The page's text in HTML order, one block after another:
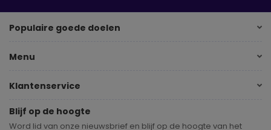
Populaire goede doelen
Menu
Klantenservice
Blijf op de hoogte
Word lid van onze nieuwsbrief en blijf op de hoogte van het